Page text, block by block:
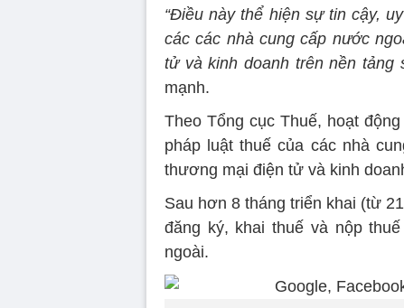
“Điều này thể hiện sự tin cậy,
các các nhà cung cấp nước
tử và kinh doanh trên nền tảng
mạnh.
Theo Tổng cục Thuế, hoạt
pháp luật thuế của các nhà
thương mại điện tử và kinh
Sau hơn 8 tháng triển khai (từ
đăng ký, khai thuế và nộp
ngoài.